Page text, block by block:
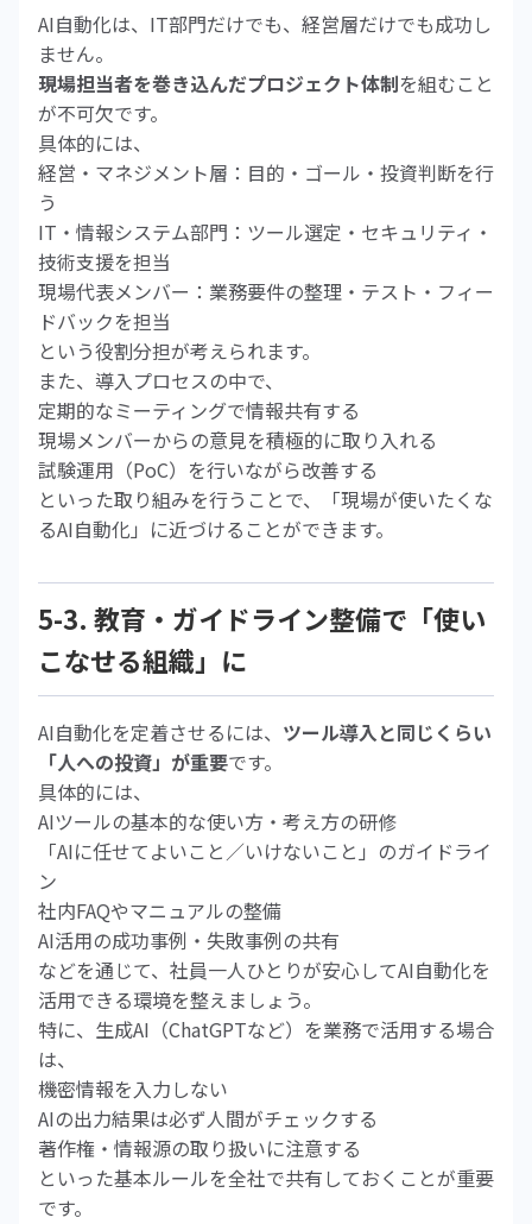
AI自動化は、IT部門だけでも、経営層だけでも成功し
ません。
現場担当者を巻き込んだプロジェクト体制を組むこと
が不可欠です。
具体的には、
経営・マネジメント層：目的・ゴール・投資判断を行
う
IT・情報システム部門：ツール選定・セキュリティ・
技術支援を担当
現場代表メンバー：業務要件の整理・テスト・フィー
ドバックを担当
という役割分担が考えられます。
また、導入プロセスの中で、
定期的なミーティングで情報共有する
現場メンバーからの意見を積極的に取り入れる
試験運用（PoC）を行いながら改善する
といった取り組みを行うことで、「現場が使いたくな
るAI自動化」に近づけることができます。
5-3. 教育・ガイドライン整備で「使い
こなせる組織」に
AI自動化を定着させるには、 ツール導入と同じくらい
「人への投資」が重要です。
具体的には、
AIツールの基本的な使い方・考え方の研修
「AIに任せてよいこと／いけないこと」のガイドライ
ン
社内FAQやマニュアルの整備
AI活用の成功事例・失敗事例の共有
などを通じて、社員一人ひとりが安心してAI自動化を
活用できる環境を整えましょう。
特に、生成AI（ChatGPTなど）を業務で活用する場合
は、
機密情報を入力しない
AIの出力結果は必ず人間がチェックする
著作権・情報源の取り扱いに注意する
といった基本ルールを全社で共有しておくことが重要
です。